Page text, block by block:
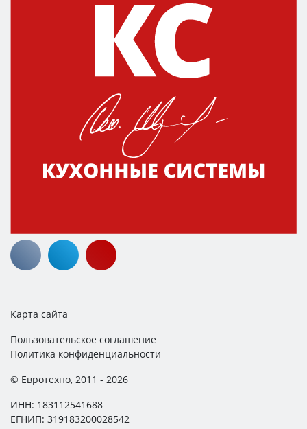
Карта сайта
Пользовательское соглашение
Политика конфиденциальности
© Евротехно, 2011 - 2026
ИНН: 183112541688
ЕГНИП: 319183200028542